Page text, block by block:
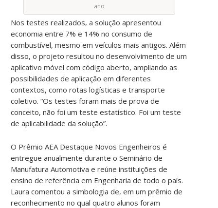
ano
Nos testes realizados, a solução apresentou
economia entre 7% e 14% no consumo de
combustível, mesmo em veículos mais antigos. Além
disso, o projeto resultou no desenvolvimento de um
aplicativo móvel com código aberto, ampliando as
possibilidades de aplicação em diferentes
contextos, como rotas logísticas e transporte
coletivo. “Os testes foram mais de prova de
conceito, não foi um teste estatístico. Foi um teste
de aplicabilidade da solução”.
O Prêmio AEA Destaque Novos Engenheiros é
entregue anualmente durante o Seminário de
Manufatura Automotiva e reúne instituições de
ensino de referência em Engenharia de todo o país.
Laura comentou a simbologia de, em um prêmio de
reconhecimento no qual quatro alunos foram